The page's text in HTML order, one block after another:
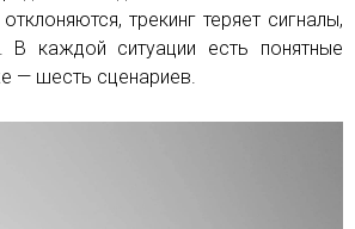
трекинг теряет сигналы,
В каждой ситуации есть понятные
— шесть сценариев.